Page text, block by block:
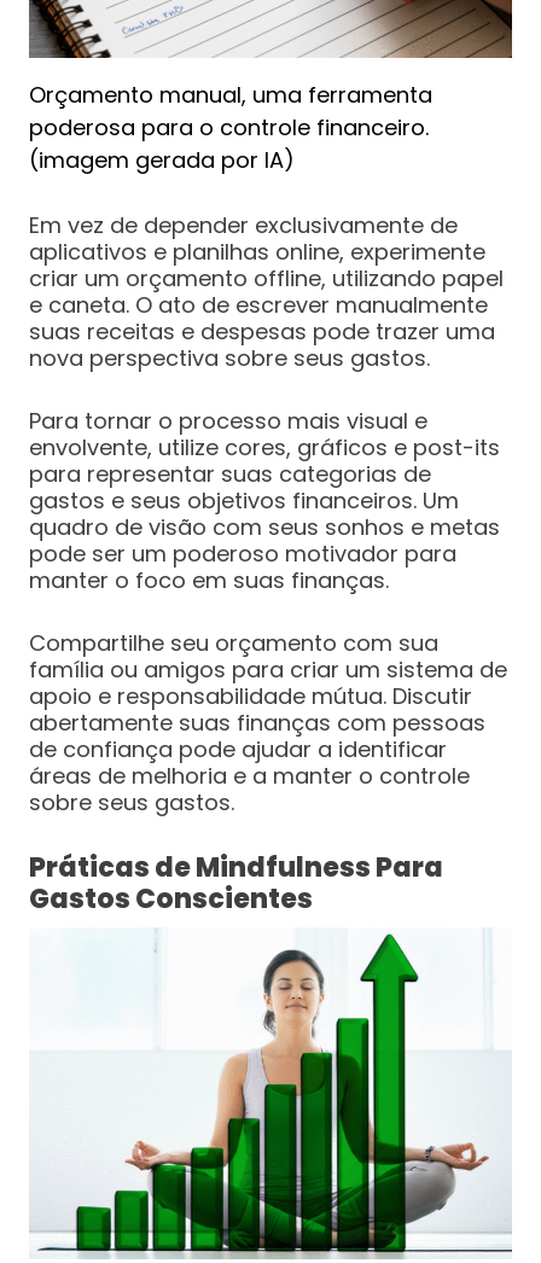
Orçamento manual, uma ferramenta
poderosa para o controle financeiro.
(imagem gerada por IA)
Em vez de depender exclusivamente de
aplicativos e planilhas online, experimente
criar um orçamento offline, utilizando papel
e caneta. O ato de escrever manualmente
suas receitas e despesas pode trazer uma
nova perspectiva sobre seus gastos.
Para tornar o processo mais visual e
envolvente, utilize cores, gráficos e post-its
para representar suas categorias de
gastos e seus objetivos financeiros. Um
quadro de visão com seus sonhos e metas
pode ser um poderoso motivador para
manter o foco em suas finanças.
Compartilhe seu orçamento com sua
família ou amigos para criar um sistema de
apoio e responsabilidade mútua. Discutir
abertamente suas finanças com pessoas
de confiança pode ajudar a identificar
áreas de melhoria e a manter o controle
sobre seus gastos.
Práticas de Mindfulness Para
Gastos Conscientes